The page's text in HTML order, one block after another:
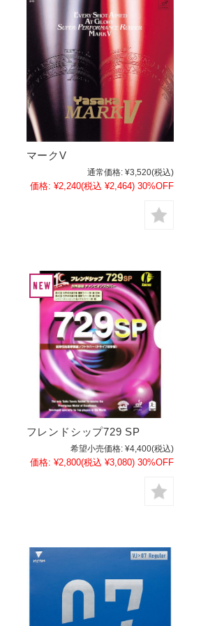
マークV
通常価格: ¥3,520(税込)
価格: ¥2,240(税込 ¥2,464) 30%OFF
フレンドシップ729 SP
希望小売価格: ¥4,400(税込)
価格: ¥2,800(税込 ¥3,080) 30%OFF